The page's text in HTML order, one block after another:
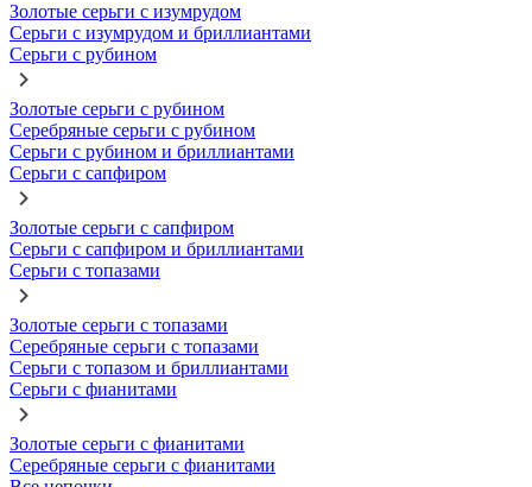
Золотые серьги с изумрудом
Серьги с изумрудом и бриллиантами
Серьги с рубином
Золотые серьги с рубином
Серебряные серьги с рубином
Серьги с рубином и бриллиантами
Серьги с сапфиром
Золотые серьги с сапфиром
Серьги с сапфиром и бриллиантами
Серьги с топазами
Золотые серьги с топазами
Серебряные серьги с топазами
Серьги с топазом и бриллиантами
Серьги с фианитами
Золотые серьги с фианитами
Серебряные серьги с фианитами